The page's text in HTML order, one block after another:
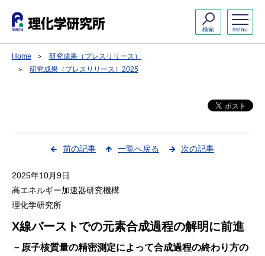
menu
検索
Home
研究成果（プレスリリース）
研究成果（プレスリリース）2025
前の記事 一覧へ戻る 次の記事
2025年10月9日
高エネルギー加速器研究機構
理化学研究所
X線バーストでの元素合成過程の解明に前進
－原子核質量の精密測定によって合成過程の終わり方の